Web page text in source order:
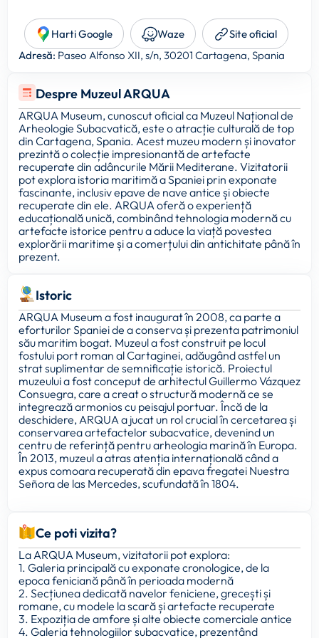
Despre Muzeul ARQUA
ARQUA Museum, cunoscut oficial ca Muzeul Național de
Arheologie Subacvatică, este o atracție culturală de top
din Cartagena, Spania. Acest muzeu modern și inovator
prezintă o colecție impresionantă de artefacte
recuperate din adâncurile Mării Mediterane. Vizitatorii
pot explora istoria maritimă a Spaniei prin exponate
fascinante, inclusiv epave de nave antice și obiecte
recuperate din ele. ARQUA oferă o experiență
educațională unică, combinând tehnologia modernă cu
artefacte istorice pentru a aduce la viață povestea
explorării maritime și a comerțului din antichitate până în
prezent.
Istoric
ARQUA Museum a fost inaugurat în 2008, ca parte a
eforturilor Spaniei de a conserva și prezenta patrimoniul
său maritim bogat. Muzeul a fost construit pe locul
fostului port roman al Cartaginei, adăugând astfel un
strat suplimentar de semnificație istorică. Proiectul
muzeului a fost conceput de arhitectul Guillermo Vázquez
Consuegra, care a creat o structură modernă ce se
integrează armonios cu peisajul portuar. Încă de la
deschidere, ARQUA a jucat un rol crucial în cercetarea și
conservarea artefactelor subacvatice, devenind un
centru de referință pentru arheologia marină în Europa.
În 2013, muzeul a atras atenția internațională când a
expus comoara recuperată din epava fregatei Nuestra
Señora de las Mercedes, scufundată în 1804.
Ce poti vizita?
La ARQUA Museum, vizitatorii pot explora:
1. Galeria principală cu exponate cronologice, de la
epoca feniciană până în perioada modernă
2. Secțiunea dedicată navelor feniciene, grecești și
romane, cu modele la scară și artefacte recuperate
3. Expoziția de amfore și alte obiecte comerciale antice
4. Galeria tehnologiilor subacvatice, prezentând
Harti Google Waze
Site oficial
Adresă: Paseo Alfonso XII, s/n, 30201 Cartagena, Spania